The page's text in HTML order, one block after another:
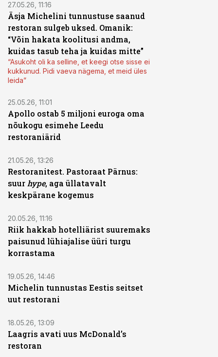
27.05.26, 11:16
Äsja Michelini tunnustuse saanud
restoran sulgeb uksed. Omanik:
“Võin hakata koolitusi andma,
kuidas tasub teha ja kuidas mitte”
“Asukoht oli ka selline, et keegi otse sisse ei
kukkunud. Pidi vaeva nägema, et meid üles
leida”
25.05.26, 11:01
Apollo ostab 5 miljoni euroga oma
nõukogu esimehe Leedu
restoraniärid
21.05.26, 13:26
Restoranitest. Pastoraat Pärnus:
suur hype, aga üllatavalt
keskpärane kogemus
20.05.26, 11:16
Riik hakkab hotelliärist suuremaks
paisunud lühiajalise üüri turgu
korrastama
19.05.26, 14:46
Michelin tunnustas Eestis seitset
uut restorani
18.05.26, 13:09
Laagris avati uus McDonald’s
restoran